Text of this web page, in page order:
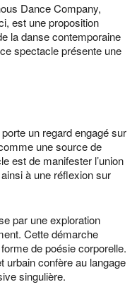
Dance Company,
est une proposition
la danse contemporaine
spectacle présente une
un regard engagé sur
une source de
est de manifester l’union
à une réflexion sur
par une exploration
Cette démarche
de poésie corporelle.
urbain confère au langage
singulière.